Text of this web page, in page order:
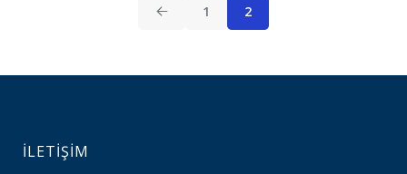
1 2
İLETİŞİM